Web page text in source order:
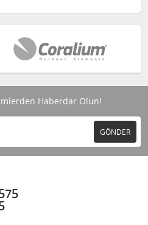
Haberdar Olun!
GÖNDER